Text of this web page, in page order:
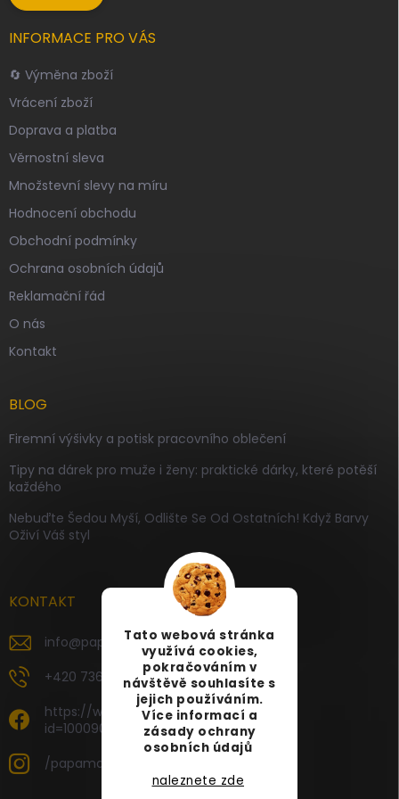
Tato webová stránka
využívá cookies,
pokračováním v
návštěvě souhlasíte s
jejich používáním.
Více informací a
zásady ochrany
osobních údajů
naleznete zde
INFORMACE PRO VÁS
🔄 Výměna zboží
Vrácení zboží
Doprava a platba
Věrnostní sleva
Množstevní slevy na míru
Hodnocení obchodu
Obchodní podmínky
Ochrana osobních údajů
Reklamační řád
O nás
Kontakt
BLOG
Firemní výšivky a potisk pracovního oblečení
Tipy na dárek pro muže i ženy: praktické dárky, které potěší
každého
Nebuďte Šedou Myší, Odlište Se Od Ostatních! Když Barvy
Oživí Váš styl
KONTAKT
info@papamartin.cz
+420 736 120 126
https://www.facebook.com/profile.php?
id=100090696535887
/papamartin.cz